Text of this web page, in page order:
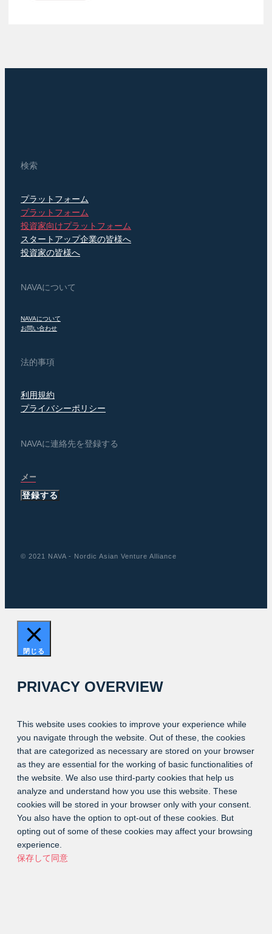
検索
プラットフォーム
プラットフォーム
投資家向けプラットフォーム
スタートアップ企業の皆様へ
投資家の皆様へ
NAVAについて
NAVAについて
お問い合わせ
法的事項
利用規約
プライバシーポリシー
NAVAに連絡先を登録する
登録する
© 2021 NAVA - Nordic Asian Venture Alliance
閉じる
PRIVACY OVERVIEW
This website uses cookies to improve your experience while
you navigate through the website. Out of these, the cookies
that are categorized as necessary are stored on your browser
as they are essential for the working of basic functionalities of
the website. We also use third-party cookies that help us
analyze and understand how you use this website. These
cookies will be stored in your browser only with your consent.
You also have the option to opt-out of these cookies. But
opting out of some of these cookies may affect your browsing
experience.
保存して同意